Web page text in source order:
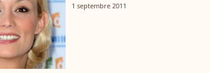
1 septembre 2011